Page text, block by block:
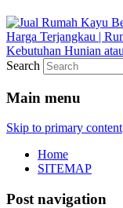
Search
Main menu
Skip to primary content
Home
SITEMAP
Post navigation